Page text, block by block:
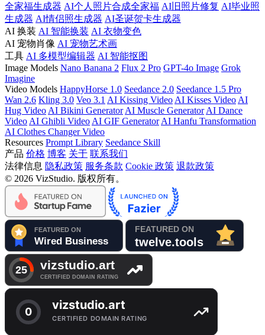
全家福生成器 AI个人照片合成全家福 AI旧照片修复 AI毕业照
生成器 AI情侣照生成器 AI圣诞贺卡生成器
AI 换装 AI 智能换装 AI 衣物变色
AI 宠物肖像 AI 宠物艺术画
工具 AI 多模型编辑器 AI 智能抠图
Image Models Nano Banana 2 Flux 2 Pro GPT-4o Image Grok
Imagine
Video Models HappyHorse 1.0 Seedance 2.0 Seedance 1.5 Pro
Wan 2.6 Kling 3.0 Veo 3.1 AI Kissing VideoAI Kisses VideoAI
Hug VideoAI Bikini GeneratorAI Muscle GeneratorAI Dance
VideoAI Ghibli VideoAI GIF GeneratorAI Hanfu Transformation
AI Clothes Changer Video
Resources Prompt Library Seedance Skill
产品 价格 博客 关于 联系我们
法律信息 隐私政策 服务条款 Cookie 政策 退款政策
© 2026 VizStudio. 版权所有。